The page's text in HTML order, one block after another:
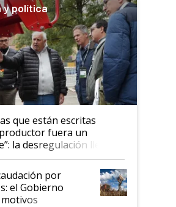
y política
que están escritas
fuera un
la desregulación llegó
Aapresid y hasta se
al IPCVA
por
el Gobierno